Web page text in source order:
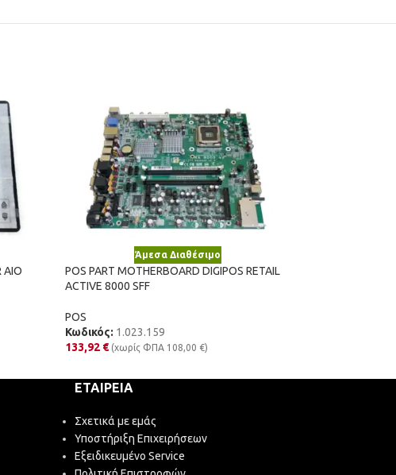
AIO
Άμεσα Διαθέσιμο
POS PART MOTHERBOARD DIGIPOS RETAIL
ACTIVE 8000 SFF
POS
Κωδικός: 1.023.159
133,92 € (χωρίς ΦΠΑ 108,00 €)
ΕΤΑΙΡΕΊΑ
Σχετικά με εμάς
Υποστήριξη Επιχειρήσεων
Εξειδικευμένο Service